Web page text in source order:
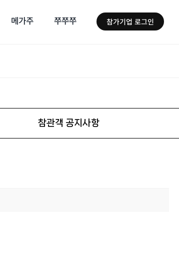
메가주 쭈쭈쭈 참가기업 로그인
참관객 공지사항